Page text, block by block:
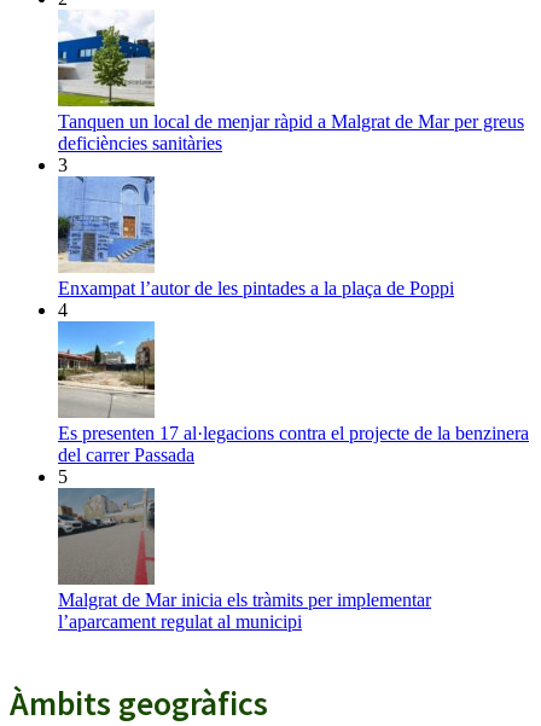
Tanquen un local de menjar ràpid a Malgrat de Mar per greus
deficiències sanitàries
3
Enxampat l’autor de les pintades a la plaça de Poppi
4
Es presenten 17 al·legacions contra el projecte de la benzinera
del carrer Passada
5
Malgrat de Mar inicia els tràmits per implementar
l’aparcament regulat al municipi
Àmbits geogràfics